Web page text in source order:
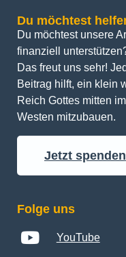
Du möchtest
Du möchtest unsere
finanziell
Das freut uns sehr!
Beitrag hilft, ein klein
Reich Gottes mitten
Westen mitzubauen.
Jetzt spenden
Folge uns
YouTube